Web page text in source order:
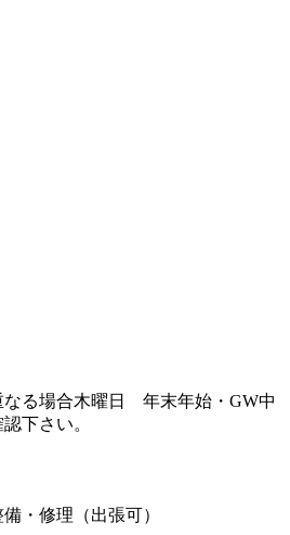
なる場合木曜日 年末年始・GW中
下さい。
・修理（出張可）